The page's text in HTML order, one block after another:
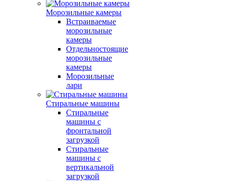
Морозильные камеры
Встраиваемые
морозильные
камеры
Отдельностоящие
морозильные
камеры
Морозильные
лари
Стиральные машины
Стиральные
машины с
фронтальной
загрузкой
Стиральные
машины с
вертикальной
загрузкой